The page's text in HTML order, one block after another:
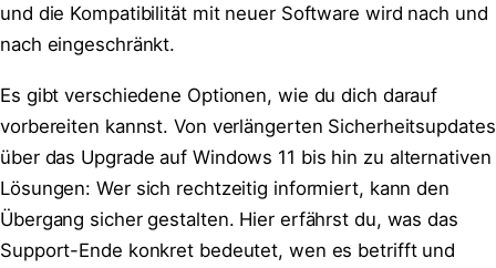
und die Kompatibilität mit neuer Software wird nach und
nach eingeschränkt.
Es gibt verschiedene Optionen, wie du dich darauf
vorbereiten kannst. Von verlängerten Sicherheitsupdates
über das Upgrade auf Windows 11 bis hin zu alternativen
Lösungen: Wer sich rechtzeitig informiert, kann den
Übergang sicher gestalten. Hier erfährst du, was das
Support-Ende konkret bedeutet, wen es betrifft und